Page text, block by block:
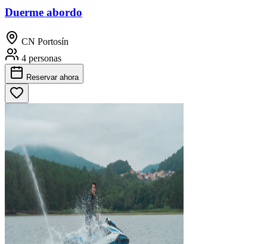
Duerme abordo
CN Portosín
4 personas
Reservar ahora